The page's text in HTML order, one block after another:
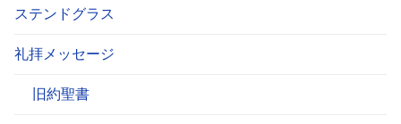
ステンドグラス
礼拝メッセージ
旧約聖書